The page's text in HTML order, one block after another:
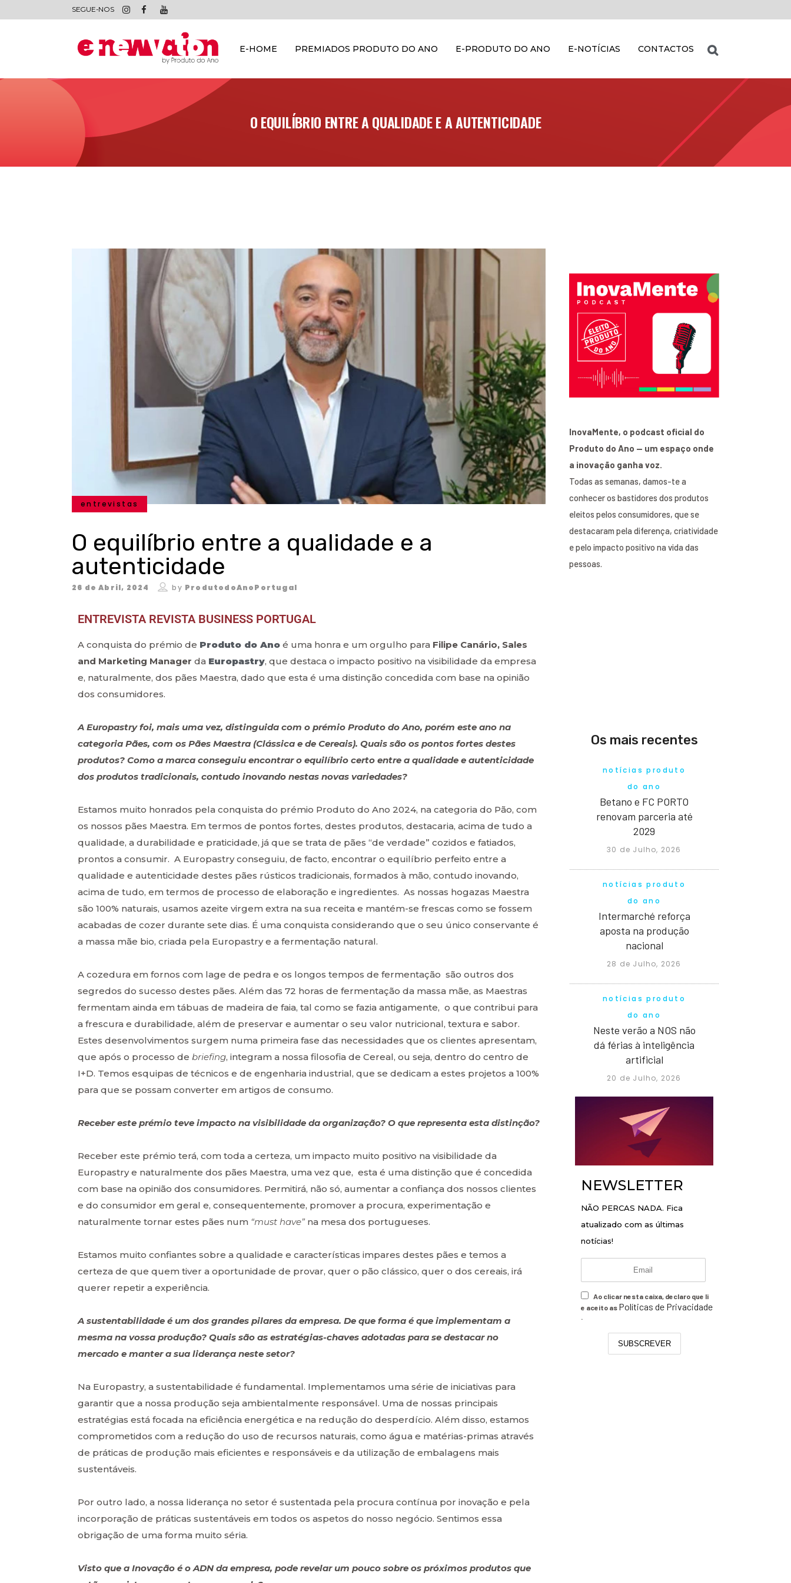
SEGUE-NOS
E-HOME PREMIADOS PRODUTO DO ANO E-PRODUTO DO ANO E-NOTÍCIAS CONTACTOS
O EQUILÍBRIO ENTRE A QUALIDADE E A AUTENTICIDADE
entrevistas
O equilíbrio entre a qualidade e a
autenticidade
26 de Abril, 2024 by ProdutodoAnoPortugal
ENTREVISTA REVISTA BUSINESS PORTUGAL​
A conquista do prémio de Produto do Ano é uma honra e um orgulho para Filipe Canário, Sales
and Marketing Manager da Europastry, que destaca o impacto positivo na visibilidade da empresa
e, naturalmente, dos pães Maestra, dado que esta é uma distinção concedida com base na opinião
dos consumidores.
A Europastry foi, mais uma vez, distinguida com o prémio Produto do Ano, porém este ano na
categoria Pães, com os Pães Maestra (Clássica e de Cereais). Quais são os pontos fortes destes
produtos? Como a marca conseguiu encontrar o equilíbrio certo entre a qualidade e autenticidade
dos produtos tradicionais, contudo inovando nestas novas variedades?
Estamos muito honrados pela conquista do prémio Produto do Ano 2024, na categoria do Pão, com
os nossos pães Maestra. Em termos de pontos fortes, destes produtos, destacaria, acima de tudo a
qualidade, a durabilidade e praticidade, já que se trata de pães “de verdade” cozidos e fatiados,
prontos a consumir. A Europastry conseguiu, de facto, encontrar o equilíbrio perfeito entre a
qualidade e autenticidade destes pães rústicos tradicionais, formados à mão, contudo inovando,
acima de tudo, em termos de processo de elaboração e ingredientes. As nossas hogazas Maestra
são 100% naturais, usamos azeite virgem extra na sua receita e mantém-se frescas como se fossem
acabadas de cozer durante sete dias. É uma conquista considerando que o seu único conservante é
a massa mãe bio, criada pela Europastry e a fermentação natural.
A cozedura em fornos com lage de pedra e os longos tempos de fermentação são outros dos
segredos do sucesso destes pães. Além das 72 horas de fermentação da massa mãe, as Maestras
fermentam ainda em tábuas de madeira de faia, tal como se fazia antigamente, o que contribui para
a frescura e durabilidade, além de preservar e aumentar o seu valor nutricional, textura e sabor.
Estes desenvolvimentos surgem numa primeira fase das necessidades que os clientes apresentam,
que após o processo de briefing, integram a nossa filosofia de Cereal, ou seja, dentro do centro de
I+D. Temos esquipas de técnicos e de engenharia industrial, que se dedicam a estes projetos a 100%
para que se possam converter em artigos de consumo.
Receber este prémio teve impacto na visibilidade da organização? O que representa esta distinção?
Receber este prémio terá, com toda a certeza, um impacto muito positivo na visibilidade da
Europastry e naturalmente dos pães Maestra, uma vez que, esta é uma distinção que é concedida
com base na opinião dos consumidores. Permitirá, não só, aumentar a confiança dos nossos clientes
e do consumidor em geral e, consequentemente, promover a procura, experimentação e
naturalmente tornar estes pães num “must have” na mesa dos portugueses.
Estamos muito confiantes sobre a qualidade e características impares destes pães e temos a
certeza de que quem tiver a oportunidade de provar, quer o pão clássico, quer o dos cereais, irá
querer repetir a experiência.
A sustentabilidade é um dos grandes pilares da empresa. De que forma é que implementam a
mesma na vossa produção? Quais são as estratégias-chaves adotadas para se destacar no
mercado e manter a sua liderança neste setor?
Na Europastry, a sustentabilidade é fundamental. Implementamos uma série de iniciativas para
garantir que a nossa produção seja ambientalmente responsável. Uma de nossas principais
estratégias está focada na eficiência energética e na redução do desperdício. Além disso, estamos
comprometidos com a redução do uso de recursos naturais, como água e matérias-primas através
de práticas de produção mais eficientes e responsáveis e da utilização de embalagens mais
sustentáveis.
Por outro lado, a nossa liderança no setor é sustentada pela procura contínua por inovação e pela
incorporação de práticas sustentáveis em todos os aspetos do nosso negócio. Sentimos essa
obrigação de uma forma muito séria.
Visto que a Inovação é o ADN da empresa, pode revelar um pouco sobre os próximos produtos que
InovaMente, o podcast oficial do
Produto do Ano — um espaço onde
a inovação ganha voz.
Todas as semanas, damos-te a
conhecer os bastidores dos produtos
eleitos pelos consumidores, que se
destacaram pela diferença, criatividade
e pelo impacto positivo na vida das
pessoas.
Os mais recentes
notícias produto
do ano
Betano e FC PORTO
renovam parceria até
2029
30 de Julho, 2026
notícias produto
do ano
Intermarché reforça
aposta na produção
nacional
28 de Julho, 2026
notícias produto
do ano
Neste verão a NOS não
dá férias à inteligência
artificial
20 de Julho, 2026
NEWSLETTER
NÃO PERCAS NADA. Fica
atualizado com as últimas
notícias!
Ao clicar nesta caixa, declaro que li
e aceito as Políticas de Privacidade
.
SUBSCREVER